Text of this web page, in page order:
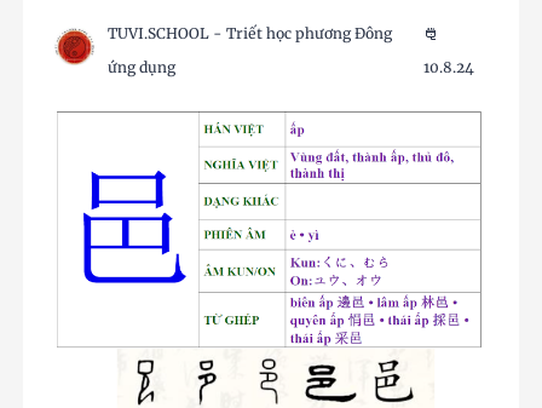
TUVI.SCHOOL - Triết học phương Đông
ứng dụng
10.8.24